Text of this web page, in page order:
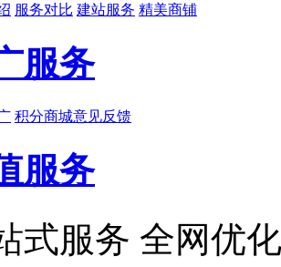
服务对比 建站服务 精美商铺
服务
积分商城意见反馈
服务
式服务 全网优